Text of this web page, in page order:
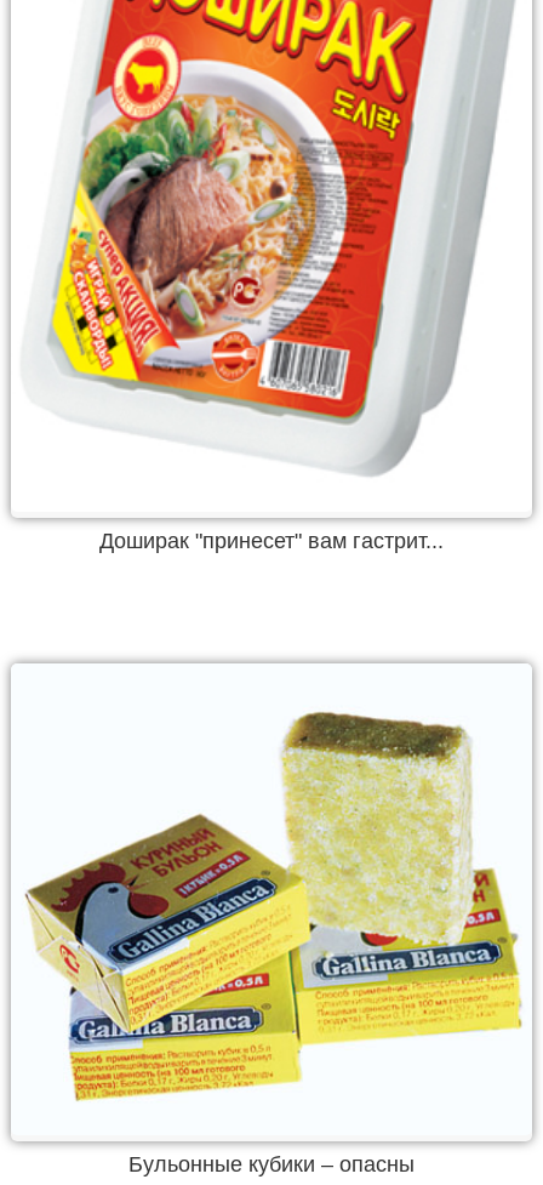
Доширак "принесет" вам гастрит...
Бульонные кубики – опасны